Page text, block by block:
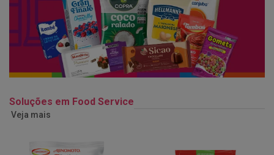
Soluções em Food Service
Veja mais